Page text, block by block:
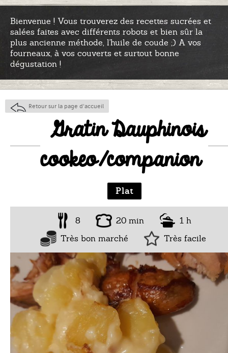
Bienvenue ! Vous trouverez des recettes sucrées et
salées faites avec différents robots et bien sûr la
plus ancienne méthode, l'huile de coude ;) A vos
fourneaux, à vos couverts et surtout bonne
dégustation !
Retour sur la page d'accueil
Gratin Dauphinois
cookeo/companion
Plat
8 20 min
1 h
Très bon marché
Très facile